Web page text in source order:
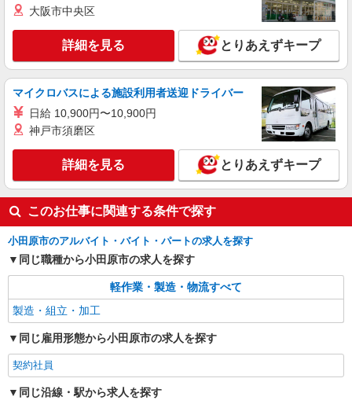
大阪市中央区
詳細を見る とりあえずキープ
マイクロバスによる施設利用者送迎ドライバー
日給 10,900円〜10,900円
神戸市須磨区
詳細を見る とりあえずキープ
このお仕事に関連する条件で探す
小田原市のアルバイト・バイト・パートの求人を探す
同じ職種から小田原市の求人を探す
軽作業・製造・物流すべて
製造・組立・加工
同じ雇用形態から小田原市の求人を探す
契約社員
同じ沿線・駅から求人を探す